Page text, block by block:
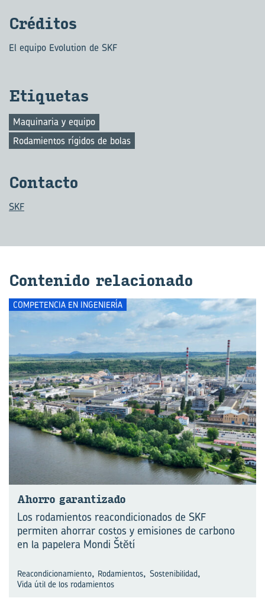
Cré­di­tos
El equipo Evolution de SKF
Eti­que­tas
Maquinaria y equipo
Rodamientos rígidos de bolas
Con­tac­to
SKF
Con­te­ni­do re­la­cio­na­do
COMPETENCIA EN INGENIERÍA
Aho­rro ga­ran­ti­za­do
Los rodamientos reacondicionados de SKF
permiten ahorrar costos y emisiones de carbono
en la papelera Mondi Štĕtí
Reacondicionamiento, Rodamientos, Sostenibilidad,
Vida útil de los rodamientos